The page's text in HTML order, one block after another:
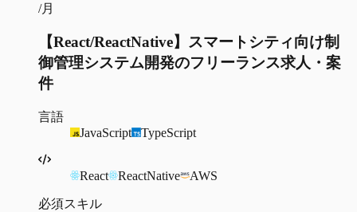
/月
【React/ReactNative】スマートシティ向け制
御管理システム開発のフリーランス求人・案
件
言語
JavaScript
TypeScript
React ReactNative AWS
必須スキル